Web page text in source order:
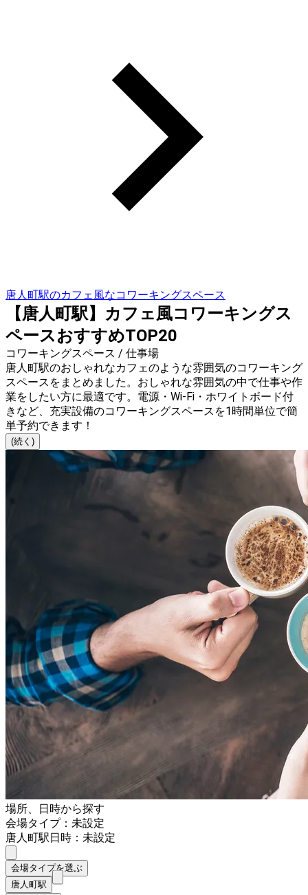
唐人町駅のカフェ風なコワーキングスペース
【唐人町駅】カフェ風コワーキングス
ペースおすすめTOP20
コワーキングスペース / 仕事場
唐人町駅のおしゃれなカフェのような雰囲気のコワーキング
スペースをまとめました。おしゃれな雰囲気の中で仕事や作
業をしたい方に最適です。電源・Wi-Fi・ホワイトボード付
きなど、充実設備のコワーキングスペースを1時間単位で簡
単予約できます！
(続く)
場所、日時から探す
会場タイプ：未設定
唐人町駅日時：未設定
会場タイプを選ぶ
唐人町駅